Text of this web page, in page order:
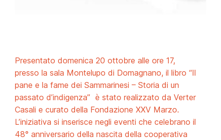
Presentato domenica 20 ottobre alle ore 17,
presso la sala Montelupo di Domagnano, il libro “Il
pane e la fame dei Sammarinesi – Storia di un
passato d’indigenza” è stato realizzato da Verter
Casali e curato della Fondazione XXV Marzo.
L’iniziativa si inserisce negli eventi che celebrano il
48° anniversario della nascita della cooperativa